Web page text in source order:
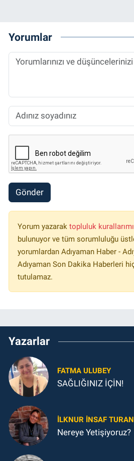
Yorumlar
Gönder
Yorum yazarak topluluk
bulunuyor ve tüm sorumluluğu
yorumlardan Adıyaman Haber -
Adıyaman Son Dakika Haberleri
tutulamaz.
Yazarlar
FATMA ULUBEY
SAĞLIĞINIZ İÇİN!
İLKNUR İNSAF TURAN
Nereye Yetişiyoruz?